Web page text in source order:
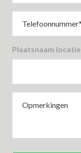
(Vereist)
(Vereist)
Plaatsnaam locatie